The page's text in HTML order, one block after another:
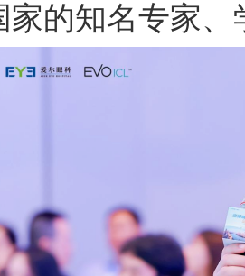
家的知名专家、